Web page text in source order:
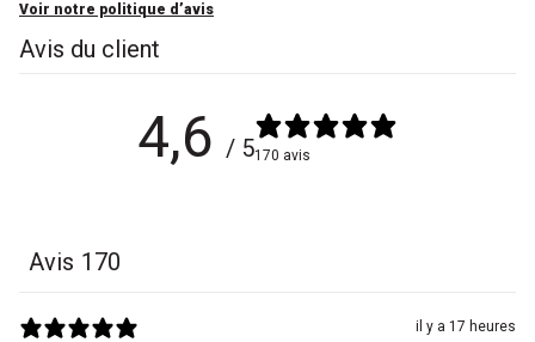
Voir notre politique d’avis
Avis du client
4,6 / 5170 avis
Avis 170
il y a 17 heures